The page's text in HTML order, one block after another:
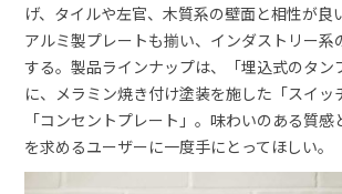
げ、タイルや左官、木質系の壁面と相性が良
アルミ製プレートも揃い、インダストリー系
する。製品ラインナップは、「埋込式のタン
に、メラミン焼き付け塗装を施した「スイッ
「コンセントプレート」。味わいのある質
を求めるユーザーに一度手にとってほしい。